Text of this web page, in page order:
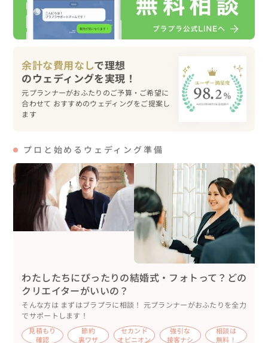
余計な費用なしで理想
元プランナーがおふたりのご予算・ご希望に
合わせて おすすめのウェディングをご提案し
ます
プロと始めるウェディング準備
わたしたちにぴったりの結婚式・フォトって？どの
クリエイターがいいの？
そんな方は まずはブラプラに相談！ 元プランナーがおふたりを全力
でサポートします！
見積もり
確認
節約
裏ワザ
セカンド
オピニオン
強引な
接客ナシ
相談は
無料！